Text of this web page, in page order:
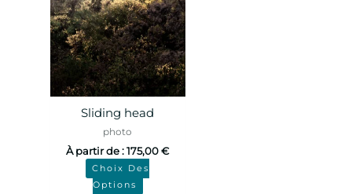
Sliding head
photo
À partir de :175,00€
Choix Des
Options